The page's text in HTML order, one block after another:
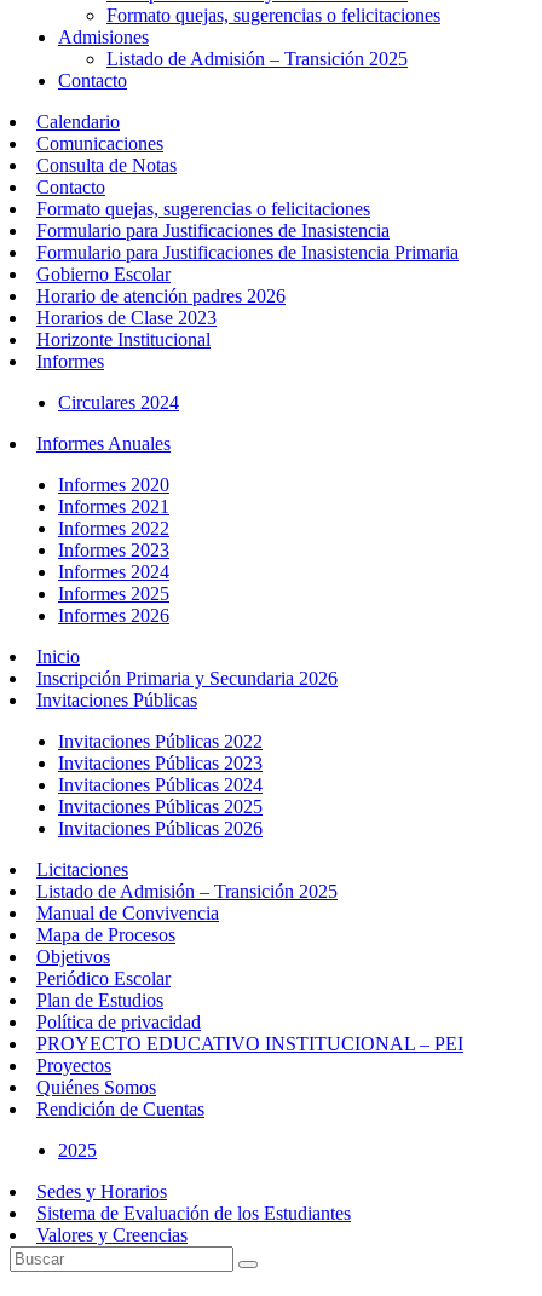
Formato quejas, sugerencias o felicitaciones
Admisiones
Listado de Admisión – Transición 2025
Contacto
Calendario
Comunicaciones
Consulta de Notas
Contacto
Formato quejas, sugerencias o felicitaciones
Formulario para Justificaciones de Inasistencia
Formulario para Justificaciones de Inasistencia Primaria
Gobierno Escolar
Horario de atención padres 2026
Horarios de Clase 2023
Horizonte Institucional
Informes
Circulares 2024
Informes Anuales
Informes 2020
Informes 2021
Informes 2022
Informes 2023
Informes 2024
Informes 2025
Informes 2026
Inicio
Inscripción Primaria y Secundaria 2026
Invitaciones Públicas
Invitaciones Públicas 2022
Invitaciones Públicas 2023
Invitaciones Públicas 2024
Invitaciones Públicas 2025
Invitaciones Públicas 2026
Licitaciones
Listado de Admisión – Transición 2025
Manual de Convivencia
Mapa de Procesos
Objetivos
Periódico Escolar
Plan de Estudios
Política de privacidad
PROYECTO EDUCATIVO INSTITUCIONAL – PEI
Proyectos
Quiénes Somos
Rendición de Cuentas
2025
Sedes y Horarios
Sistema de Evaluación de los Estudiantes
Valores y Creencias